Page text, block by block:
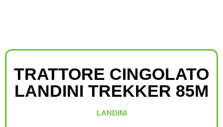
TRATTORE CINGOLATO
LANDINI TREKKER 85M
LANDINI